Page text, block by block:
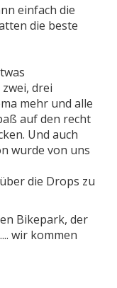
einfach die
die beste
drei
mehr und alle
auf den recht
Und auch
wurde von uns
die Drops zu
Bikepark, der
wir kommen